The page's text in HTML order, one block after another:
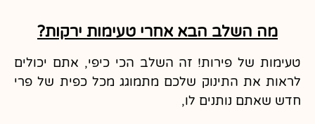
מה השלב הבא אחרי טעימות ירקות?
טעימות של פירות! זה השלב הכי כיפי, אתם יכולים
לראות את התינוק שלכם מתמוגג מכל כפית של פרי
חדש שאתם נותנים לו,